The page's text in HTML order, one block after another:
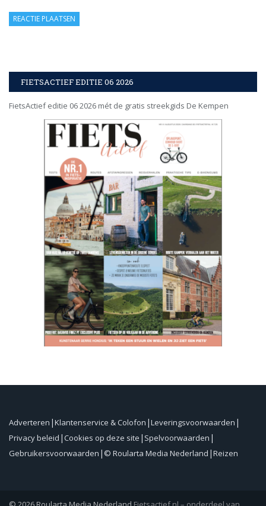
FIETSACTIEF EDITIE 06 2026
FietsActief editie 06 2026 mét de gratis streekgids De Kempen
Adverteren Klantenservice & Colofon Leveringsvoorwaarden
Privacy beleid Cookies op deze site Spelvoorwaarden
Gebruikersvoorwaarden © Roularta Media Nederland Reizen